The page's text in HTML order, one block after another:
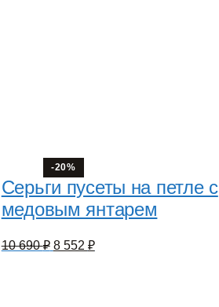
-20%
Серьги пусеты на петле с
медовым янтарем
10 690₽ Первоначальная
8 552 ₽Текущая